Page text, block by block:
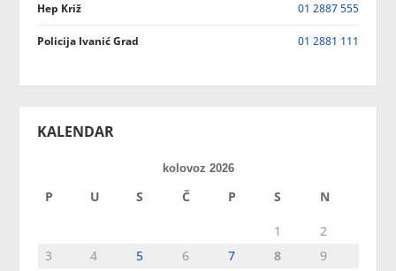
Hep Križ 01 2887 555
Policija Ivanić Grad 01 2881 111
KALENDAR
kolovoz 2026
P U S Č P S N
1
2
3
4 5 6 7 8
9